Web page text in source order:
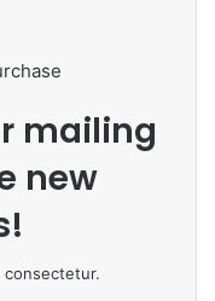
mailing
new
consectetur.